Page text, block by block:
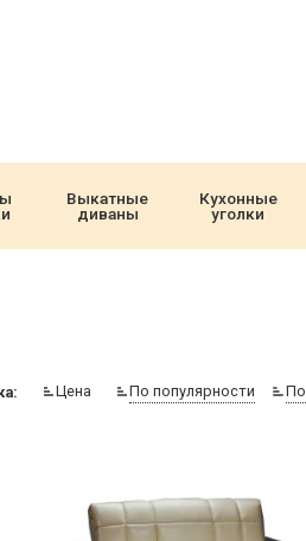
Выкатные
диваны
Кухонные
уголки
Цена По популярности